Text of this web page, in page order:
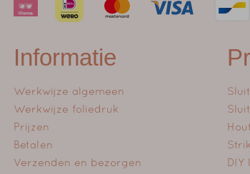
Informatie
Werkwijze algemeen
Werkwijze foliedruk
Prijzen
Betalen
Verzenden en bezorgen
DIY